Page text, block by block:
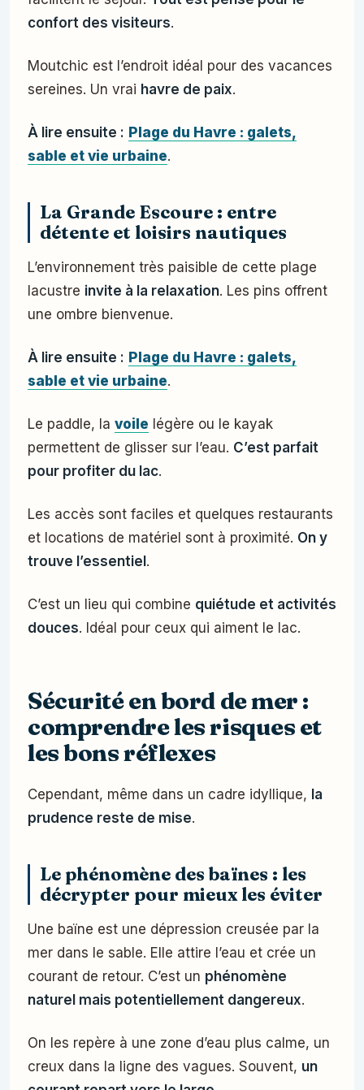
confort des visiteurs.
Moutchic est l’endroit idéal pour des vacances
sereines. Un vrai havre de paix.
À lire ensuite : Plage du Havre : galets,
sable et vie urbaine.
La Grande Escoure : entre
détente et loisirs nautiques
L’environnement très paisible de cette plage
lacustre invite à la relaxation. Les pins offrent
une ombre bienvenue.
À lire ensuite : Plage du Havre : galets,
sable et vie urbaine.
Le paddle, la voile légère ou le kayak
permettent de glisser sur l’eau. C’est parfait
pour profiter du lac.
Les accès sont faciles et quelques restaurants
et locations de matériel sont à proximité. On y
trouve l’essentiel .
C’est un lieu qui combine quiétude et activités
douces. Idéal pour ceux qui aiment le lac.
Sécurité en bord de mer :
comprendre les risques et
les bons réflexes
Cependant, même dans un cadre idyllique, la
prudence reste de mise.
Le phénomène des baïnes : les
décrypter pour mieux les éviter
Une baïne est une dépression creusée par la
mer dans le sable. Elle attire l’eau et crée un
courant de retour. C’est un phénomène
naturel mais potentiellement dangereux.
On les repère à une zone d’eau plus calme, un
creux dans la ligne des vagues. Souvent, un